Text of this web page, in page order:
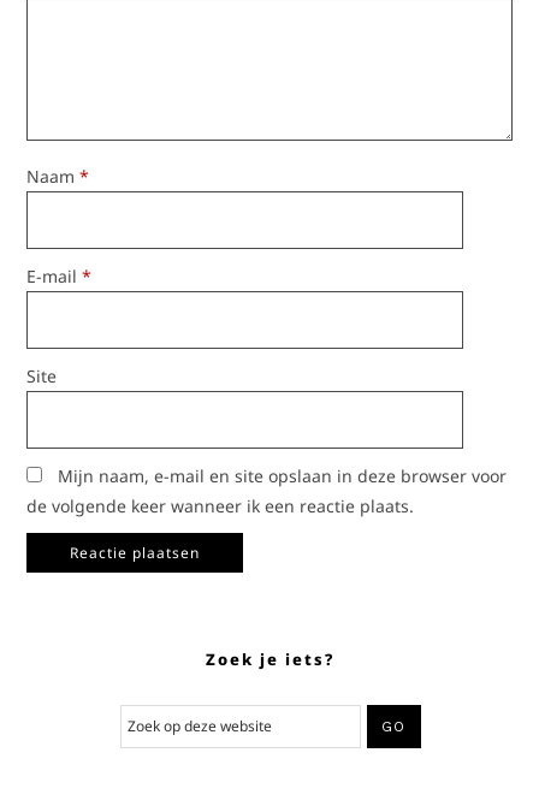
Naam*
E-mail*
Site
Mijn naam, e-mail en site opslaan in deze browser voor
de volgende keer wanneer ik een reactie plaats.
Zoek je iets?